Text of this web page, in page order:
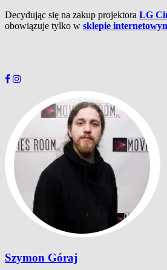
Decydując się na zakup projektora LG
obowiązuje tylko w sklepie
Szymon Góraj